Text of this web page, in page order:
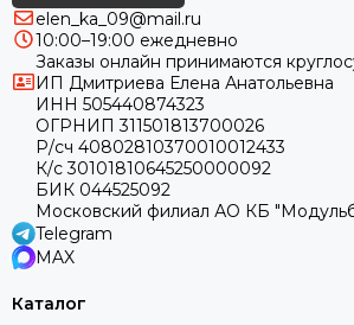
elen_ka_09@mail.ru
10:00–19:00 ежедневно
Заказы онлайн принимаются
ИП Дмитриева Елена Анатольевна
ИНН 505440874323
ОГРНИП 311501813700026
Р/сч 40802810370010012433
К/с 30101810645250000092
БИК 044525092
Московский филиал АО КБ
Telegram
MAX
Каталог